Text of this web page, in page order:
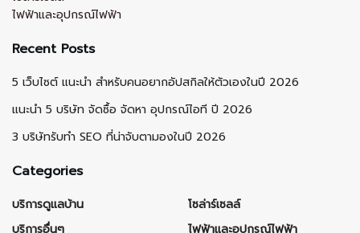
ไฟฟ้าและอุปกรณ์ไฟฟ้า
Recent Posts
5 เว็บไซต์ แนะนำ สำหรับคนอยากอัปสกิลให้ตัวเองในปี 2026
แนะนำ 5 บริษัท จัดซื้อ จัดหา อุปกรณ์ไอที ปี 2026
3 บริษัทรับทำ SEO ที่น่าจับตามองในปี 2026
Categories
บริการดูแลบ้าน
โซล่าร์เซลล์